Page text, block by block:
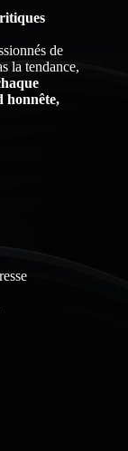
de
la tendance,
honnête,